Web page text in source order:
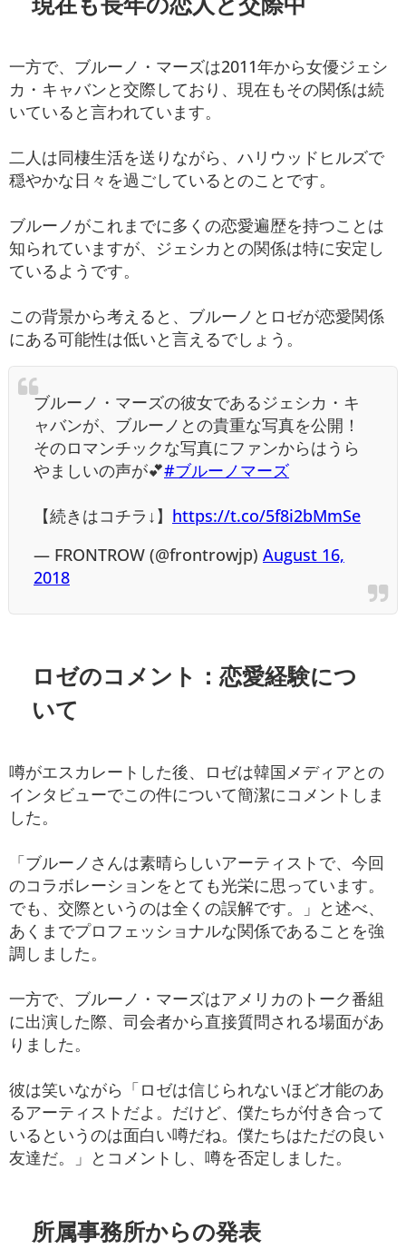
一方で、ブルーノ・マーズは2011年から女優ジェシ
カ・キャバンと交際しており、現在もその関係は続
いていると言われています。
二人は同棲生活を送りながら、ハリウッドヒルズで
穏やかな日々を過ごしているとのことです。
ブルーノがこれまでに多くの恋愛遍歴を持つことは
知られていますが、ジェシカとの関係は特に安定し
ているようです。
この背景から考えると、ブルーノとロゼが恋愛関係
にある可能性は低いと言えるでしょう。
ブルーノ・マーズの彼女であるジェシカ・キ
ャバンが、ブルーノとの貴重な写真を公開！
そのロマンチックな写真にファンからはうら
やましいの声が💕#ブルーノマーズ
【続きはコチラ↓】 https://t.co/5f8i2bMmSe
— FRONTROW (@frontrowjp) August 16,
2018
ロゼのコメント：恋愛経験につ
いて
噂がエスカレートした後、ロゼは韓国メディアとの
インタビューでこの件について簡潔にコメントしま
した。
「ブルーノさんは素晴らしいアーティストで、今回
のコラボレーションをとても光栄に思っています。
でも、交際というのは全くの誤解です。」と述べ、
あくまでプロフェッショナルな関係であることを強
調しました。
一方で、ブルーノ・マーズはアメリカのトーク番組
に出演した際、司会者から直接質問される場面があ
りました。
彼は笑いながら「ロゼは信じられないほど才能のあ
るアーティストだよ。だけど、僕たちが付き合って
いるというのは面白い噂だね。僕たちはただの良い
友達だ。」とコメントし、噂を否定しました。
所属事務所からの発表